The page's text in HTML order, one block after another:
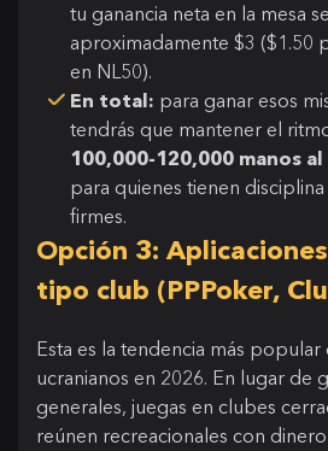
tu ganancia neta en la mesa
aproximadamente $3 ($1.50
en NL50).
En total: para ganar esos
tendrás que mantener el
100,000-120,000 manos al
para quienes tienen
firmes.
Opción 3:
tipo club (PPPoker,
Esta es la tendencia más
ucranianos en 2026. En lugar de
generales, juegas en clubes
reúnen recreacionales con